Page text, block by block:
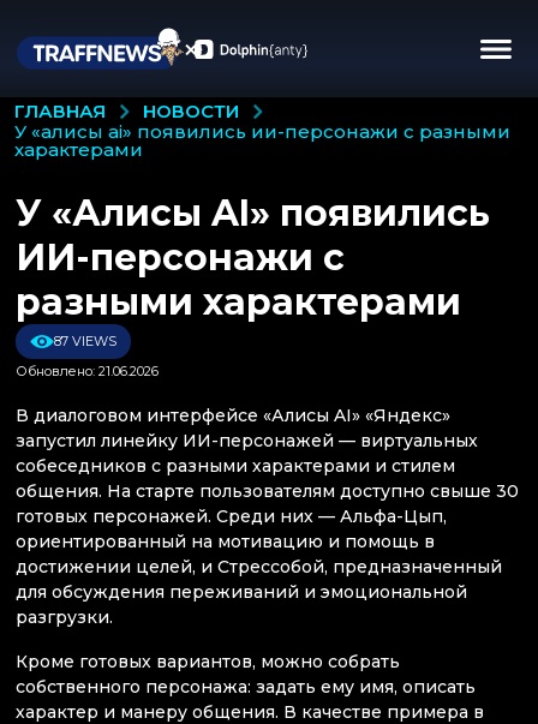
ГЛАВНАЯ
НОВОСТИ
у «алисы ai» появились ии-персонажи с разными
характерами
У «Алисы AI» появились
ИИ-персонажи с
разными характерами
87 VIEWS
Обновлено: 21.06.2026
В диалоговом интерфейсе «Алисы AI» «Яндекс»
запустил линейку ИИ-персонажей — виртуальных
собеседников с разными характерами и стилем
общения. На старте пользователям доступно свыше 30
готовых персонажей. Среди них — Альфа-Цып,
ориентированный на мотивацию и помощь в
достижении целей, и Стрессобой, предназначенный
для обсуждения переживаний и эмоциональной
разгрузки.
Кроме готовых вариантов, можно собрать
собственного персонажа: задать ему имя, описать
характер и манеру общения. В качестве примера в